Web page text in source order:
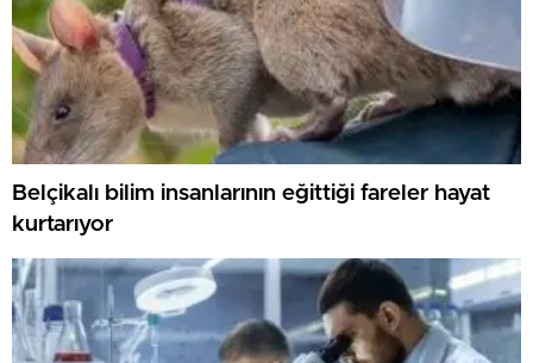
Belçikalı bilim insanlarının eğittiği fareler hayat
kurtarıyor